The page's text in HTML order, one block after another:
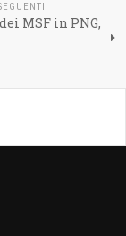
MSF in PNG,